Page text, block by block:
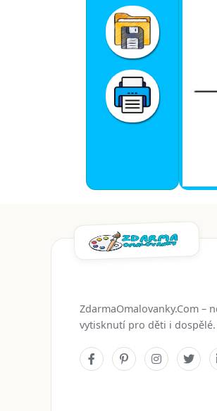
ZdarmaOmalovanky.Com –
vytisknutí pro děti i